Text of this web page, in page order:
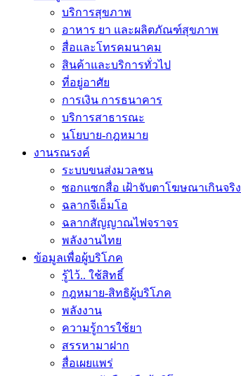
บริการสุขภาพ
อาหาร ยา และผลิตภัณฑ์สุขภาพ
สื่อและโทรคมนาคม
สินค้าและบริการทั่วไป
ที่อยู่อาศัย
การเงิน การธนาคาร
บริการสาธารณะ
นโยบาย-กฎหมาย
งานรณรงค์
ระบบขนส่งมวลชน
ซอกแซกสื่อ เฝ้าจับตาโฆษณาเกินจริง
ฉลากจีเอ็มโอ
ฉลากสัญญาณไฟจราจร
พลังงานไทย
ข้อมูลเพื่อผู้บริโภค
รู้ไว้.. ใช้สิทธิ์
กฎหมาย-สิทธิผู้บริโภค
พลังงาน
ความรู้การใช้ยา
สรรหามาฝาก
สื่อเผยแพร่